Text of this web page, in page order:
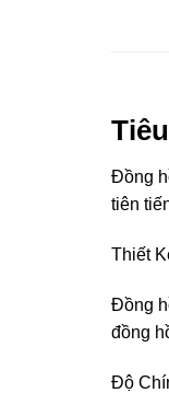
Đồng
tiên
Thiết
Đồng
đồng
Độ